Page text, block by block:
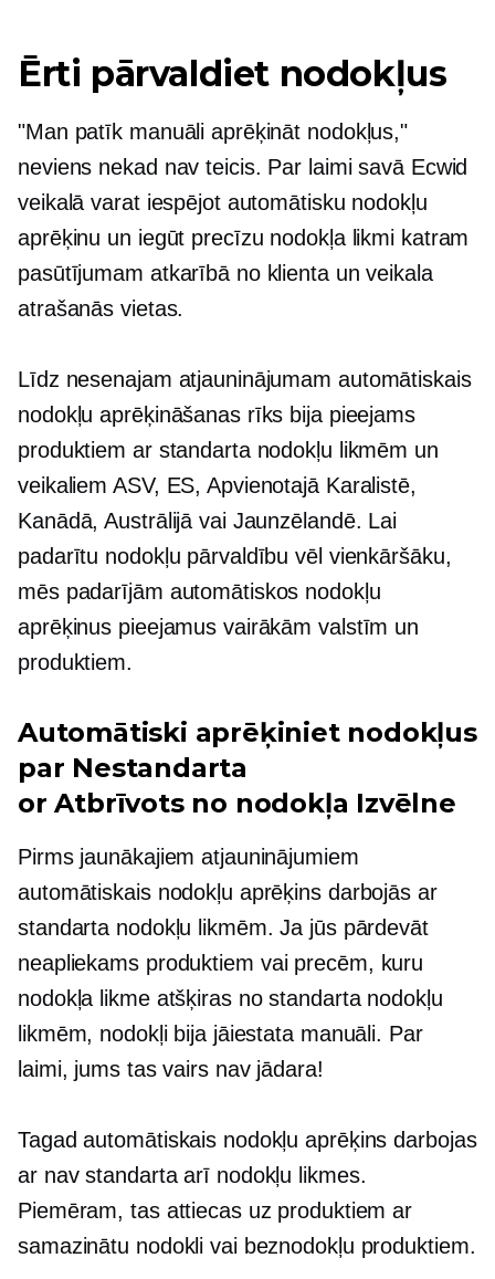
Ērti pārvaldiet nodokļus
"Man patīk manuāli aprēķināt nodokļus,"
neviens nekad nav teicis. Par laimi savā Ecwid
veikalā varat iespējot automātisku nodokļu
aprēķinu un iegūt precīzu nodokļa likmi katram
pasūtījumam atkarībā no klienta un veikala
atrašanās vietas.
Līdz nesenajam atjauninājumam automātiskais
nodokļu aprēķināšanas rīks bija pieejams
produktiem ar standarta nodokļu likmēm un
veikaliem ASV, ES, Apvienotajā Karalistē,
Kanādā, Austrālijā vai Jaunzēlandē. Lai
padarītu nodokļu pārvaldību vēl vienkāršāku,
mēs padarījām automātiskos nodokļu
aprēķinus pieejamus vairākām valstīm un
produktiem.
Automātiski aprēķiniet nodokļus
par Nestandarta
orAtbrīvots no nodokļa Izvēlne
Pirms jaunākajiem atjauninājumiem
automātiskais nodokļu aprēķins darbojās ar
standarta nodokļu likmēm. Ja jūs pārdevāt
neapliekamsproduktiem vai precēm, kuru
nodokļa likme atšķiras no standarta nodokļu
likmēm, nodokļi bija jāiestata manuāli. Par
laimi, jums tas vairs nav jādara!
Tagad automātiskais nodokļu aprēķins darbojas
ar nav standartaarī nodokļu likmes.
Piemēram, tas attiecas uz produktiem ar
samazinātu nodokli vai beznodokļu produktiem.